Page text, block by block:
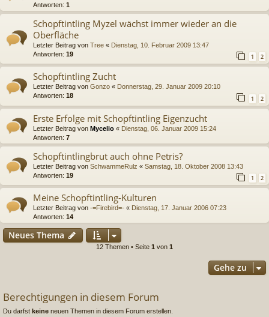
Antworten: 1
Schopftintling Myzel wächst immer wieder an die
Oberfläche
Letzter Beitrag von Tree « Dienstag, 10. Februar 2009 13:47
Antworten: 19 1 2
Schopftintling Zucht
Letzter Beitrag von Gonzo « Donnerstag, 29. Januar 2009 20:10
Antworten: 18 1 2
Erste Erfolge mit Schopftintling Eigenzucht
Letzter Beitrag von Mycelio « Dienstag, 06. Januar 2009 15:24
Antworten: 7
Schopftintlingbrut auch ohne Petris?
Letzter Beitrag von SchwammeRulz « Samstag, 18. Oktober 2008 13:43
Antworten: 19 1 2
Meine Schopftintling-Kulturen
Letzter Beitrag von -=Firebird=- « Dienstag, 17. Januar 2006 07:23
Antworten: 14
Neues Thema
12 Themen • Seite 1 von 1
Gehe zu
Berechtigungen in diesem Forum
Du darfst keine neuen Themen in diesem Forum erstellen.